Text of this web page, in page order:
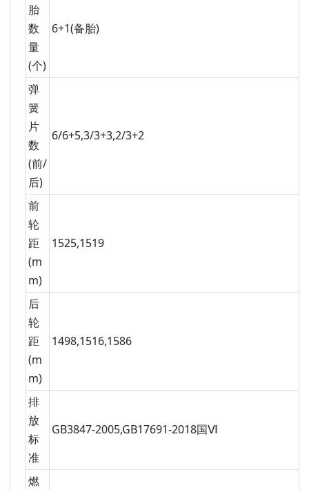
胎
数
量
(个)
6+1(备胎)
弹
簧
片
数
(前/
后)
6/6+5,3/3+3,2/3+2
前
轮
距
(m
m)
1525,1519
后
轮
距
(m
m)
1498,1516,1586
排
放
标
准
GB3847-2005,GB17691-2018国Ⅵ
燃